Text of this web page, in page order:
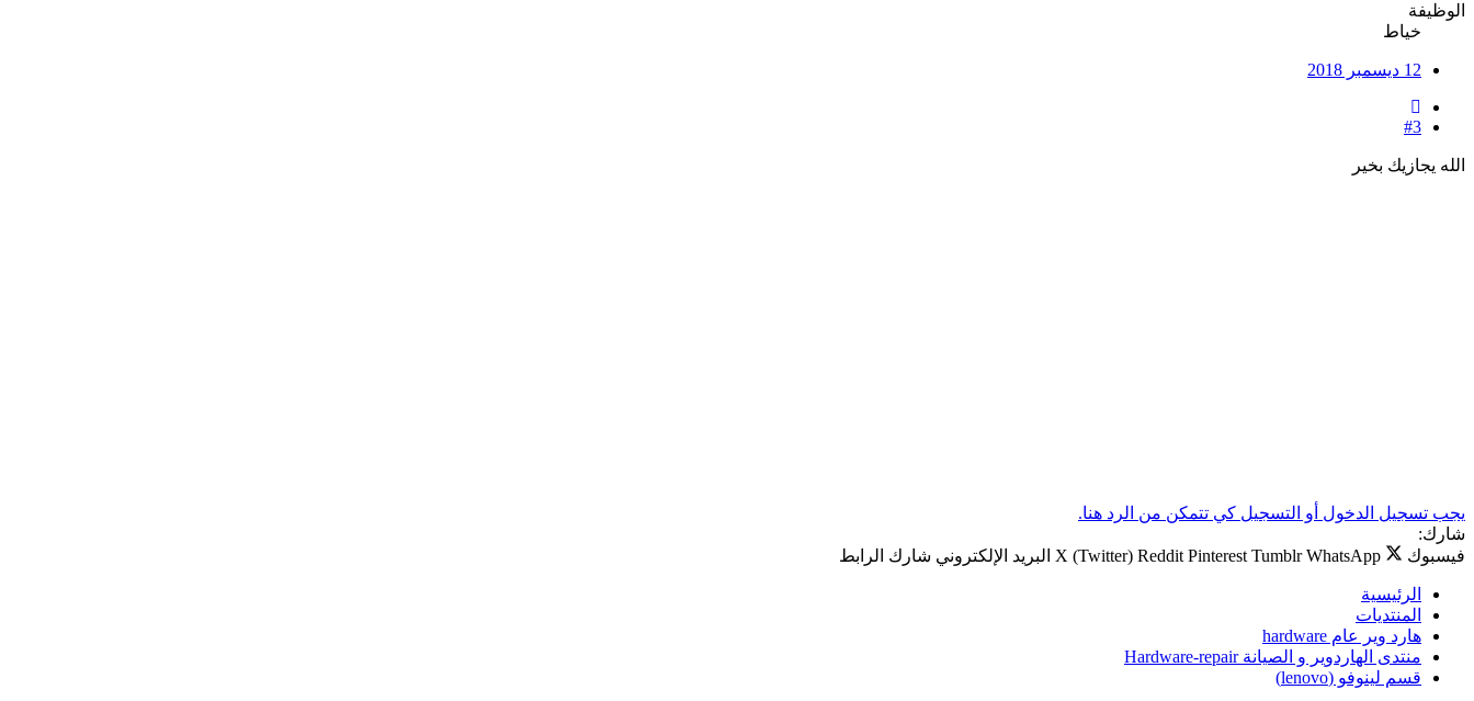
الوظيفة
خياط
12 ديسمبر 2018
#3
الله يجازيك بخير
يجب تسجيل الدخول أو التسجيل كي تتمكن من الرد هنا.
شارك:
فيسبوك
X (Twitter) Reddit Pinterest Tumblr WhatsApp البريد الإلكتروني شارك الرابط
الرئيسية
المنتديات
هارد وير عام hardware
منتدى الهاردوير و الصيانة Hardware-repair
قسم لينوفو (lenovo)